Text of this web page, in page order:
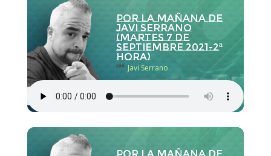
Por la Mañana de
Javi Serrano
(martes 7 de
septiembre 2021-2ª
hora)
con Javi Serrano